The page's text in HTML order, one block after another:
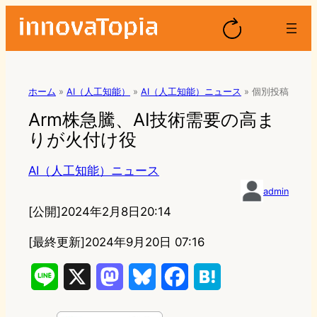
ホーム » AI（人工知能） » AI（人工知能）ニュース » 個別投稿
Arm株急騰、AI技術需要の高ま
りが火付け役
AI（人工知能）ニュース
admin
[公開]2024年2月8日20:14
[最終更新]2024年9月20日 07:16